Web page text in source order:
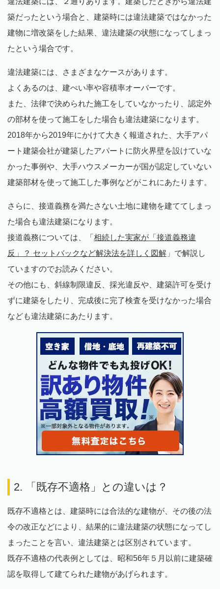
築だったという場合と、建築時には違法建築ではなかった
建物に増改築をした結果、違法建築の状態になってしまっ
たという場合です。
違法建築には、さまざまなケースがあります。
よくあるのは、建ぺい率や容積率オーバーです。
また、法律で決められた施工をしていなかったり、認定外
の部材を使って施工をした場合も違法建築になります。
2018年から2019年にかけて大きく報道された、大手アパ
ート建築会社が建築したアパートに防火界壁を設けていな
かった事例や、大手ハウスメーカーが国が認定していない
建築部材を使って施工した事例などがこれにあたります。
さらに、接道義務を満たさない土地に建物を建ててしまっ
た場合も違法建築になります。
接道義務については、「 相続した実家が「接道義務違
反」？ セットバックなど解決法を詳しく図解 」で解説し
ていますのでお読みください。
その他にも、斜線制限違反、採光違反や、建築許可を受け
ずに建築をしたり、完成後に完了検査を受けなかった場合
なども違法建築にあたります。
2. 「既存不適格」との違いは？
既存不適格とは、建築時には合法的な建物が、その後の法
令の改正などにより、結果的に違法建築の状態になってし
まったことを言い、違法建築とは区別されています。
既存不適格の代表例としては、昭和56年５月以前に建築確
認を取得して建てられた建物があげられます。